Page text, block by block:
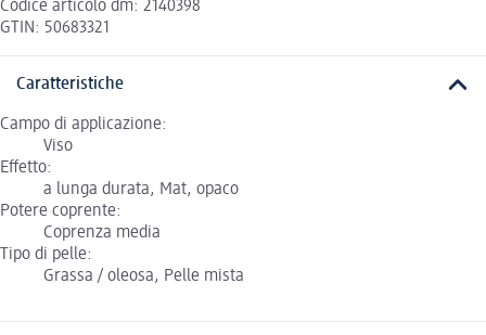
Codice articolo dm: 2140398
GTIN: 50683321
Caratteristiche
Campo di applicazione:
Viso
Effetto:
a lunga durata, Mat, opaco
Potere coprente:
Coprenza media
Tipo di pelle:
Grassa / oleosa, Pelle mista